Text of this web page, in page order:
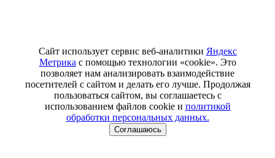
Сайт использует сервис веб-аналитики Яндекс
Метрика с помощью технологии «cookie». Это
позволяет нам анализировать взаимодействие
посетителей с сайтом и делать его лучше. Продолжая
пользоваться сайтом, вы соглашаетесь с
использованием файлов cookie и политикой
обработки персональных данных.
Соглашаюсь